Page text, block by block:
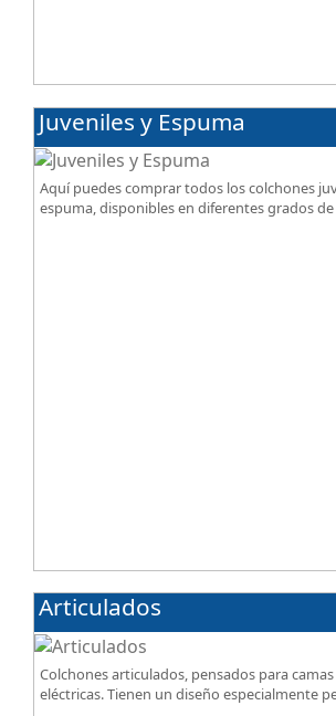
Juveniles y Espuma
Aquí puedes comprar todos los colchones
espuma, disponibles en diferentes grados
Articulados
Colchones articulados, pensados para
eléctricas. Tienen un diseño especialmente